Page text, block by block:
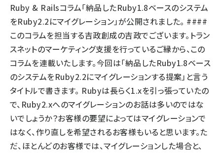
Ruby & Railsコラム「納品したRuby1.8ベースのシステム
をRuby2.2にマイグレーション」が公開されました。 ####
このコラムを担当する吉政創成の吉政でございます。トラン
スネットのマーケティング支援を行っているご縁から、この
コラムを連載いたします。今回は「納品したRuby1.8ベース
のシステムをRuby2.2にマイグレーションする提案」と言う
タイトルで書きます。 Rubyは長らく1.xを引っ張っていたの
で、Ruby2.xへのマイグレーションのお話は多いのではな
いでしょうか？お客様の要望によってはマイグレーションで
はなく、作り直しを希望されるお客様もいると思います。た
だ、ほとんどのお客様では、マイグレーションした場合と、